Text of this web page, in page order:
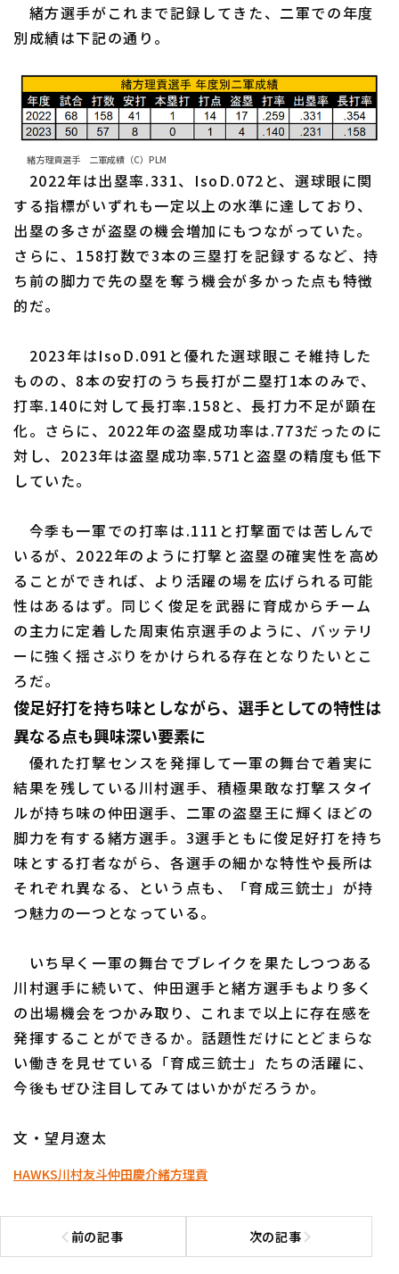
緒方選手がこれまで記録してきた、二軍での年度
別成績は下記の通り。
緒方理貢選手 二軍成績（C）PLM
2022年は出塁率.331、IsoD.072と、選球眼に関
する指標がいずれも一定以上の水準に達しており、
出塁の多さが盗塁の機会増加にもつながっていた。
さらに、158打数で3本の三塁打を記録するなど、持
ち前の脚力で先の塁を奪う機会が多かった点も特徴
的だ。
2023年はIsoD.091と優れた選球眼こそ維持した
ものの、8本の安打のうち長打が二塁打1本のみで、
打率.140に対して長打率.158と、長打力不足が顕在
化。さらに、2022年の盗塁成功率は.773だったのに
対し、2023年は盗塁成功率.571と盗塁の精度も低下
していた。
今季も一軍での打率は.111と打撃面では苦しんで
いるが、2022年のように打撃と盗塁の確実性を高め
ることができれば、より活躍の場を広げられる可能
性はあるはず。同じく俊足を武器に育成からチーム
の主力に定着した周東佑京選手のように、バッテリ
ーに強く揺さぶりをかけられる存在となりたいとこ
ろだ。
俊足好打を持ち味としながら、選手としての特性は
異なる点も興味深い要素に
優れた打撃センスを発揮して一軍の舞台で着実に
結果を残している川村選手、積極果敢な打撃スタイ
ルが持ち味の仲田選手、二軍の盗塁王に輝くほどの
脚力を有する緒方選手。3選手ともに俊足好打を持ち
味とする打者ながら、各選手の細かな特性や長所は
それぞれ異なる、という点も、「育成三銃士」が持
つ魅力の一つとなっている。
いち早く一軍の舞台でブレイクを果たしつつある
川村選手に続いて、仲田選手と緒方選手もより多く
の出場機会をつかみ取り、これまで以上に存在感を
発揮することができるか。話題性だけにとどまらな
い働きを見せている「育成三銃士」たちの活躍に、
今後もぜひ注目してみてはいかがだろうか。
文・望月遼太
HAWKS川村友斗仲田慶介緒方理貢
前の記事
前の記事へ 次の記事次の記事へ